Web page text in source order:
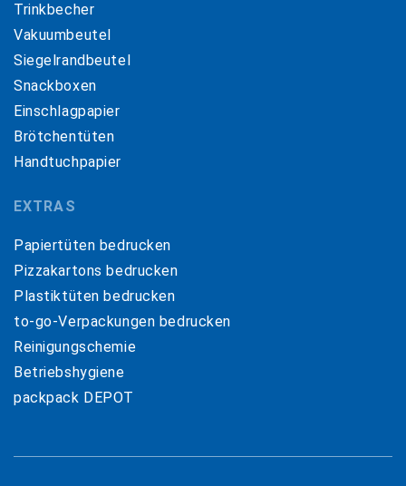
Trinkbecher
Vakuumbeutel
Siegelrandbeutel
Snackboxen
Einschlagpapier
Brötchentüten
Handtuchpapier
EXTRAS
Papiertüten bedrucken
Pizzakartons bedrucken
Plastiktüten bedrucken
to-go-Verpackungen bedrucken
Reinigungschemie
Betriebshygiene
packpack DEPOT